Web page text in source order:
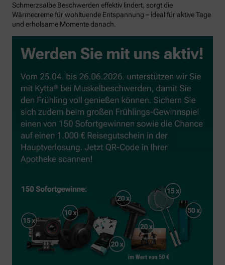
Schmerzsalbe Beschwerden effektiv lindert, sorgt die
Wärmecreme für wohltuende Entspannung – ideal für aktive Tage
und erholsame Momente danach.